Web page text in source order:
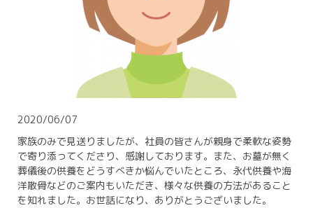
2020/06/07
家族のみで見送りましたが、社員の皆さんが親身で柔軟な姿勢
で寄り添ってくださり、感謝しております。また、お墓が無く
葬儀後の供養をどうすべきか悩んでいたところ、永代供養や海
洋散骨などのご案内もいただき、様々な供養の方法があること
を知れました。お世話になり、ありがとうございました。